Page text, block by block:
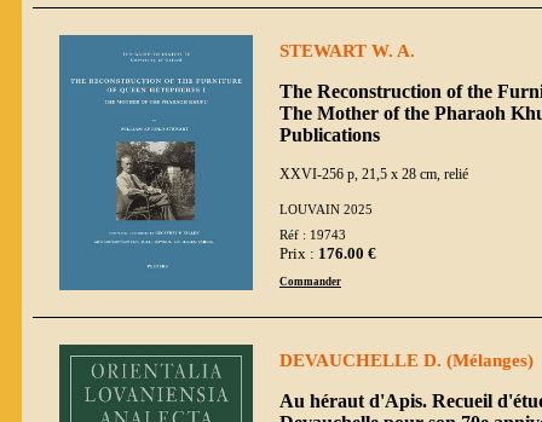
STEWART W. A.
The Reconstruction of the
The Mother of the Pharaoh
Publications
XXVI-256 p, 21,5 x 28 cm, relié
LOUVAIN 2025
Réf : 19743
Prix : 176.00 €
Commander
DEVAUCHELLE D. (Mélanges)
Au héraut d'Apis. Recueil